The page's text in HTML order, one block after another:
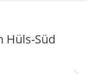
Hüls-Süd